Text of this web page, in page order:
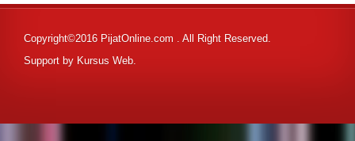
Copyright©2016 PijatOnline.com . All Right Reserved.
Support by Kursus Web